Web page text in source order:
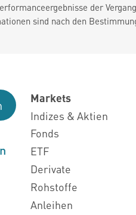
der
sind nach den
Markets
Indizes & Aktien
Fonds
ETF
Derivate
Rohstoffe
Anleihen